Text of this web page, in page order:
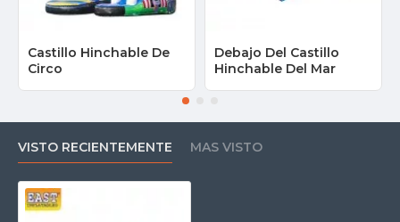
Castillo Hinchable De
Circo
Debajo Del Castillo
Hinchable Del Mar
VISTO RECIENTEMENTE MAS VISTO